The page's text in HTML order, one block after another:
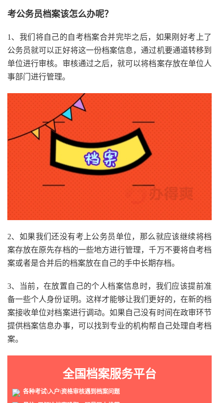
考公务员档案该怎么办呢？
1、我们将自己的自考档案合并完毕之后，如果刚好考上了
公务员就可以正好将这一份档案信息，通过机要通道转移到
单位进行审核。审核通过之后，就可以将档案存放在单位人
事部门进行管理。
2、如果我们还没有考上公务员单位，那么就应该继续将档
案存放在原先存档的一些地方进行管理，千万不要将自考档
案或者是合并后的档案放在自己的手中长期存档。
3、当前，在放置自己的个人档案信息时，我们应该提前准
备一些个人身份证明。这样才能够让我们更好的，在新的档
案接收单位对档案进行调动。如果自己没有时间在政审环节
提供档案信息办事，可以找到专业的机构帮自己处理自考档
案。
全国档案服务平台
各种考试\入户\资格审核遇到档案问题